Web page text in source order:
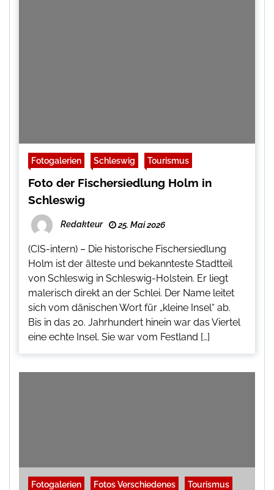
Fotogalerien Schleswig Tourismus
Foto der Fischersiedlung Holm in
Schleswig
Redakteur 25. Mai 2026
(CIS-intern) – Die historische Fischersiedlung
Holm ist der älteste und bekannteste Stadtteil
von Schleswig in Schleswig-Holstein. Er liegt
malerisch direkt an der Schlei. Der Name leitet
sich vom dänischen Wort für „kleine Insel“ ab.
Bis in das 20. Jahrhundert hinein war das Viertel
eine echte Insel. Sie war vom Festland […]
Fotogalerien Fotos Verschiedenes Tourismus